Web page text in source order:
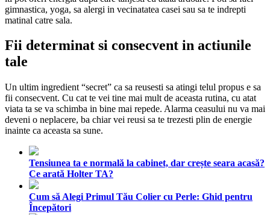
gimnastica, yoga, sa alergi in vecinatatea casei sau sa te indrepti
matinal catre sala.
Fii determinat si consecvent in actiunile
tale
Un ultim ingredient “secret” ca sa reusesti sa atingi telul propus e sa
fii consecvent. Cu cat te vei tine mai mult de aceasta rutina, cu atat
viata ta se va schimba in bine mai repede. Alarma ceasului nu va mai
deveni o neplacere, ba chiar vei reusi sa te trezesti plin de energie
inainte ca aceasta sa sune.
Tensiunea ta e normală la cabinet, dar crește seara acasă?
Ce arată Holter TA?
Cum să Alegi Primul Tău Colier cu Perle: Ghid pentru
Începători